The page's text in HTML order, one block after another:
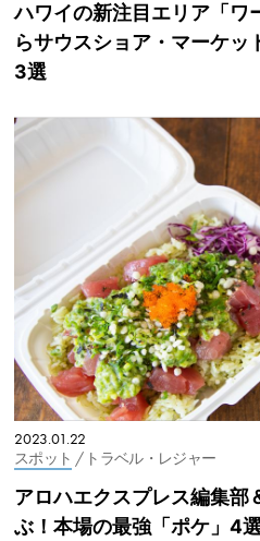
ハワイの新注目エリア「ワ
らサウスショア・マーケッ
3選
2023.01.22
スポット / トラベル・レジャー
アロハエクスプレス編集部
ぶ！本場の最強「ポケ」4